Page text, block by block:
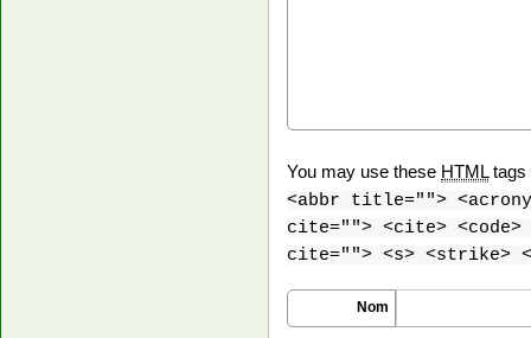
You may use these HTMLtags
<abbr title="">
cite=""> <cite> <code>
cite=""> <s> <strike>
Nom